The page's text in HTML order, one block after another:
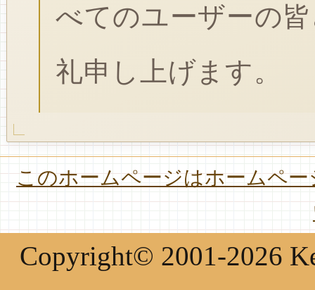
べてのユーザーの
礼申し上げます。
このホームページはホームペ
Copyright© 2001-2026